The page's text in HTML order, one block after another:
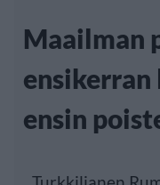
Maailman
ensikerran
ensin